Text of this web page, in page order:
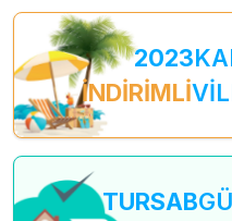
2023
İNDİRİMLİ
TURSAB